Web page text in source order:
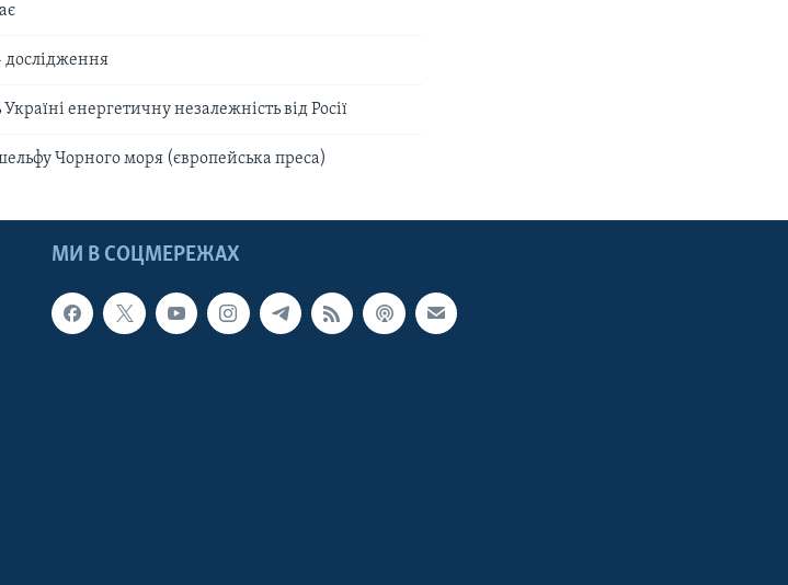
дослідження
енергетичну незалежність від Росії
Чорного моря (європейська преса)
МИ В СОЦМЕРЕЖАХ